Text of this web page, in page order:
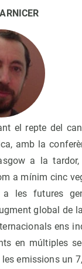
el repte del
amb la
a la
a mínim cinc
les futures
global de
ens
en múltiples
emissions un